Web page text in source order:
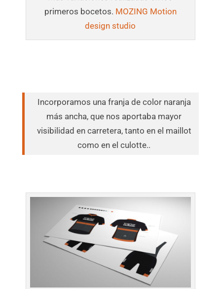
primeros bocetos. MOZING Motion
design studio
Incorporamos una franja de color naranja
más ancha, que nos aportaba mayor
visibilidad en carretera, tanto en el maillot
como en el culotte..